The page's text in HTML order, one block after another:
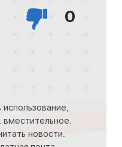
0
новости.